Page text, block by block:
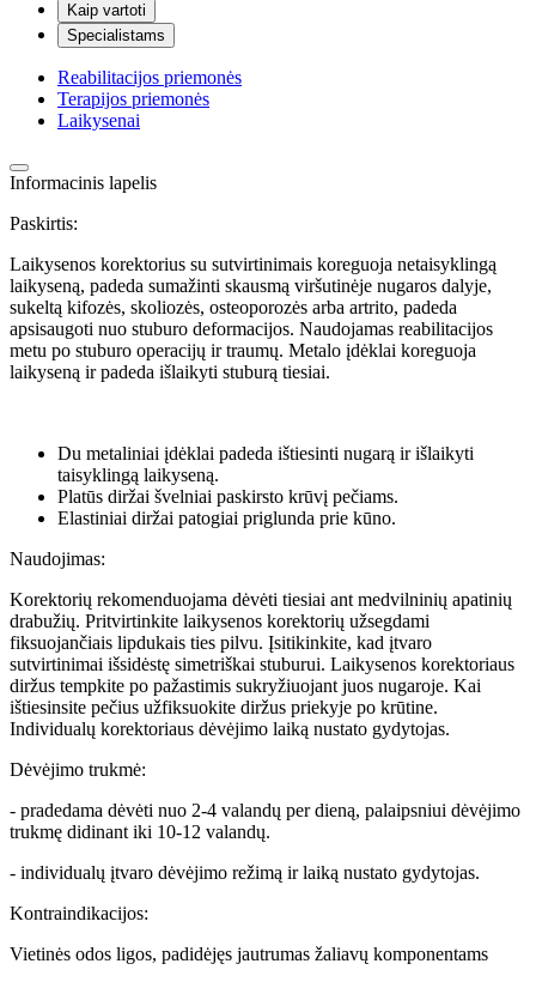
Kaip vartoti
Specialistams
Reabilitacijos priemonės
Terapijos priemonės
Laikysenai
Informacinis lapelis
Paskirtis:
Laikysenos korektorius su sutvirtinimais koreguoja netaisyklingą
laikyseną, padeda sumažinti skausmą viršutinėje nugaros dalyje,
sukeltą kifozės, skoliozės, osteoporozės arba artrito, padeda
apsisaugoti nuo stuburo deformacijos. Naudojamas reabilitacijos
metu po stuburo operacijų ir traumų. Metalo įdėklai koreguoja
laikyseną ir padeda išlaikyti stuburą tiesiai.
Du metaliniai įdėklai padeda ištiesinti nugarą ir išlaikyti
taisyklingą laikyseną.
Platūs diržai švelniai paskirsto krūvį pečiams.
Elastiniai diržai patogiai priglunda prie kūno.
Naudojimas:
Korektorių rekomenduojama dėvėti tiesiai ant medvilninių apatinių
drabužių. Pritvirtinkite laikysenos korektorių užsegdami
fiksuojančiais lipdukais ties pilvu. Įsitikinkite, kad įtvaro
sutvirtinimai išsidėstę simetriškai stuburui. Laikysenos korektoriaus
diržus tempkite po pažastimis sukryžiuojant juos nugaroje. Kai
ištiesinsite pečius užfiksuokite diržus priekyje po krūtine.
Individualų korektoriaus dėvėjimo laiką nustato gydytojas.
Dėvėjimo trukmė:
- pradedama dėvėti nuo 2-4 valandų per dieną, palaipsniui dėvėjimo
trukmę didinant iki 10-12 valandų.
- individualų įtvaro dėvėjimo režimą ir laiką nustato gydytojas.
Kontraindikacijos:
Vietinės odos ligos, padidėjęs jautrumas žaliavų komponentams